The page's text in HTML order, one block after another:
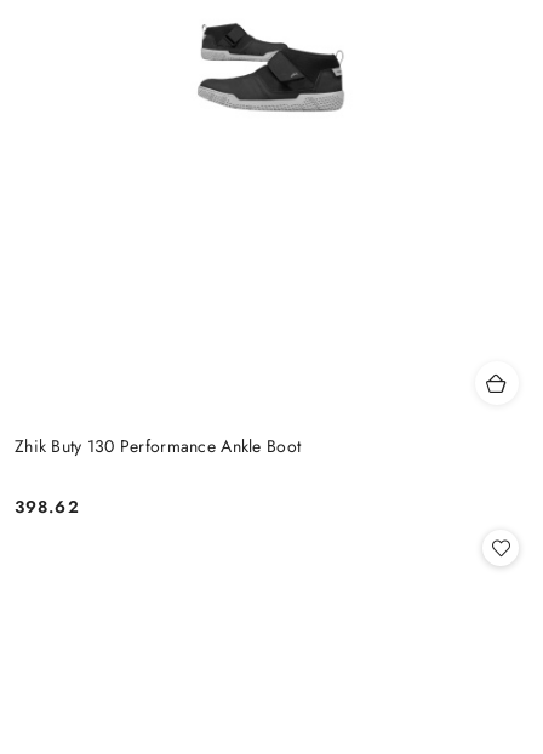
Zhik Buty 130 Performance Ankle Boot
Cena:
398.62